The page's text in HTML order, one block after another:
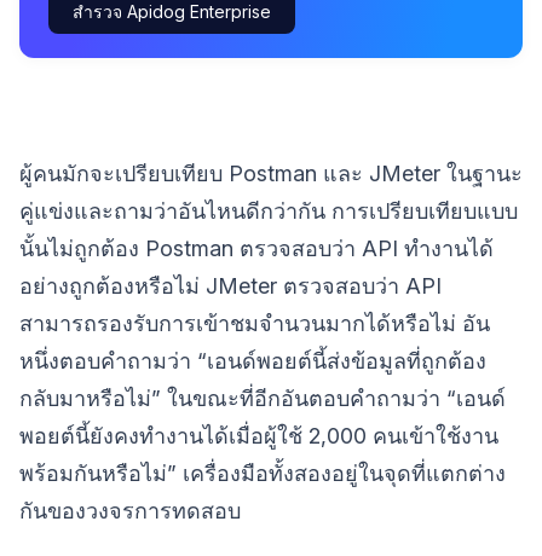
สำรวจ Apidog Enterprise
ผู้คนมักจะเปรียบเทียบ Postman และ JMeter ในฐานะ
คู่แข่งและถามว่าอันไหนดีกว่ากัน การเปรียบเทียบแบบ
นั้นไม่ถูกต้อง Postman ตรวจสอบว่า API ทำงานได้
อย่างถูกต้องหรือไม่ JMeter ตรวจสอบว่า API
สามารถรองรับการเข้าชมจำนวนมากได้หรือไม่ อัน
หนึ่งตอบคำถามว่า “เอนด์พอยต์นี้ส่งข้อมูลที่ถูกต้อง
กลับมาหรือไม่” ในขณะที่อีกอันตอบคำถามว่า “เอนด์
พอยต์นี้ยังคงทำงานได้เมื่อผู้ใช้ 2,000 คนเข้าใช้งาน
พร้อมกันหรือไม่” เครื่องมือทั้งสองอยู่ในจุดที่แตกต่าง
กันของวงจรการทดสอบ